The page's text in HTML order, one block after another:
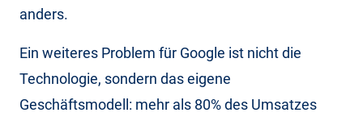
anders.
Ein weiteres Problem für Google ist nicht die
Technologie, sondern das eigene
Geschäftsmodell: mehr als 80% des Umsatzes